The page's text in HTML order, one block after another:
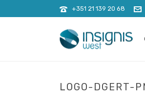
+351 21 139 20 68
LOGO-DGERT-